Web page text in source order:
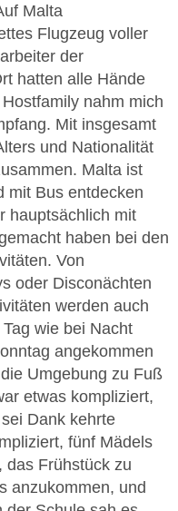
Malta
Flugzeug voller
der
hatten alle Hände
nahm mich
Mit insgesamt
und Nationalität
Malta ist
mit Bus entdecken
hauptsächlich mit
haben bei den
Von
oder Disconächten
werden auch
wie bei Nacht
angekommen
Umgebung zu Fuß
etwas kompliziert,
Dank kehrte
fünf Mädels
das Frühstück zu
anzukommen, und